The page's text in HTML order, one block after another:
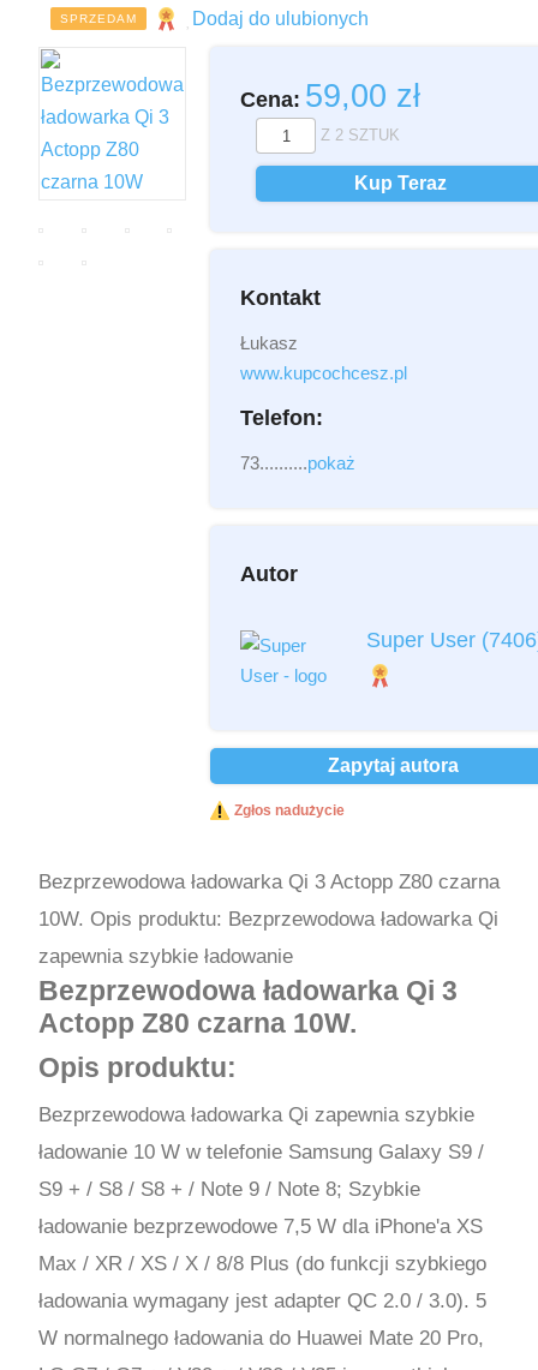
SPRZEDAM Dodaj do ulubionych
Cena: 59,00 zł
Z 2 SZTUK
Kup Teraz
Kontakt
Łukasz
www.kupcochcesz.pl
Telefon:
73..........pokaż
Autor
Super User
Zapytaj autora
Zgłos nadużycie
Imię i Nazwisko
Email
Wiadomość
Załącznik(2MB - doc,pdf,zip)
Przeczytałem i akceptuję
Politykę
Prywatności
Ochrona danych osobowych *
Bezprzewodowa ładowarka Qi 3 Actopp Z80 czarna
10W. Opis produktu: Bezprzewodowa ładowarka Qi
zapewnia szybkie ładowanie
Bezprzewodowa ładowarka Qi 3
Actopp Z80 czarna 10W.
Opis produktu:
Bezprzewodowa ładowarka Qi zapewnia szybkie
ładowanie 10 W w telefonie Samsung Galaxy S9 /
S9 + / S8 / S8 + / Note 9 / Note 8; Szybkie
ładowanie bezprzewodowe 7,5 W dla iPhone'a XS
Max / XR / XS / X / 8/8 Plus (do funkcji szybkiego
ładowania wymagany jest adapter QC 2.0 / 3.0). 5
W normalnego ładowania do Huawei Mate 20 Pro,